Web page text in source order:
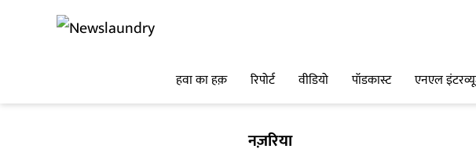
हवा का हक़ रिपोर्ट वीडियो पॉडकास्ट एनएल
नज़रिया